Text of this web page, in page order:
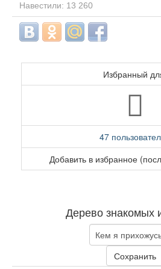
Навестили: 13 260
Избранный
47
Добавить в избранное
Дерево знакомых
Сохранить